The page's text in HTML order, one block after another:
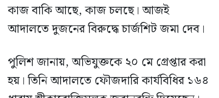
কাজ বাকি আছে, কাজ চলছে। আজই
আদালতে দুজনের বিরুদ্ধে চার্জশিট জমা দেব।
পুলিশ জানায়, অভিযুক্তকে ২০ মে গ্রেপ্তার করা
হয়। তিনি আদালতে ফৌজদারি কার্যবিধির ১৬৪